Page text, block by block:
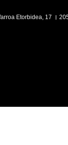
Etorbidea, 17